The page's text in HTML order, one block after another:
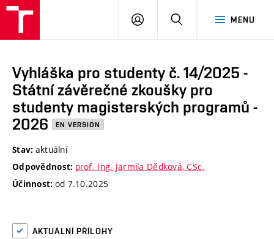
MENU
PŘIHLÁSIT
Vyhláška pro studenty č. 14/2025 -
Státní závěrečné zkoušky pro
studenty magisterských programů -
2026
EN VERSION
Stav: aktuální
Odpovědnost: prof. Ing. Jarmila Dědková, CSc.
Účinnost: od 7.10.2025
AKTUÁLNÍ PŘÍLOHY